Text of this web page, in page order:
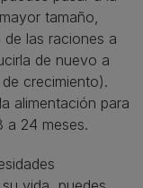
tamaño,
de las raciones a
de nuevo a
crecimiento).
alimentación para
a 24 meses.